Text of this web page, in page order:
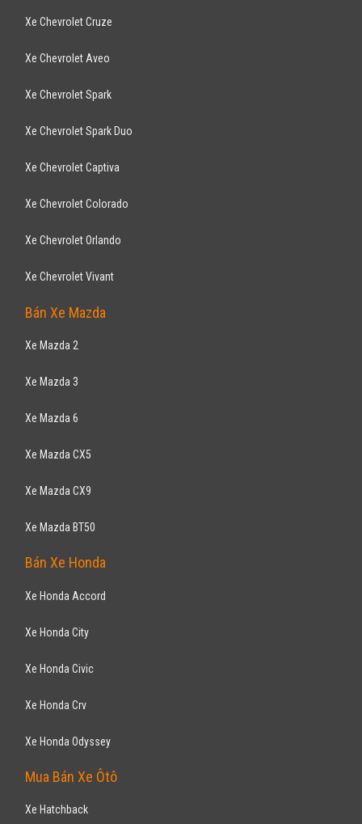
Xe Chevrolet Cruze
Xe Chevrolet Aveo
Xe Chevrolet Spark
Xe Chevrolet Spark Duo
Xe Chevrolet Captiva
Xe Chevrolet Colorado
Xe Chevrolet Orlando
Xe Chevrolet Vivant
Bán Xe Mazda
Xe Mazda 2
Xe Mazda 3
Xe Mazda 6
Xe Mazda CX5
Xe Mazda CX9
Xe Mazda BT50
Bán Xe Honda
Xe Honda Accord
Xe Honda City
Xe Honda Civic
Xe Honda Crv
Xe Honda Odyssey
Mua Bán Xe Ôtô
Xe Hatchback